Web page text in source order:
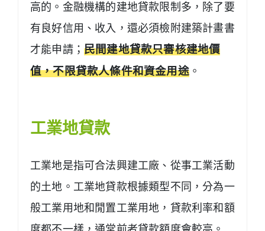
高的。金融機構的建地貸款限制多，除了要
有良好信用、收入，還必須檢附建築計畫書
才能申請； 民間建地貸款只審核建地價
值，不限貸款人條件和資金用途。
工業地貸款
工業地是指可合法興建工廠、從事工業活動
的土地。工業地貸款根據類型不同，分為一
般工業用地和閒置工業用地，貸款利率和額